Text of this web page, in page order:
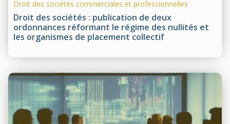
Droit des sociétés : publication de deux
ordonnances réformant le régime des nullités et
les organismes de placement collectif
Droit des sociétés commerciales et professionnelles